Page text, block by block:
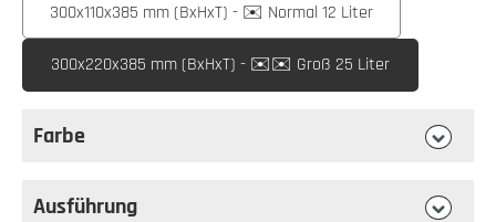
300x110x385 mm (BxHxT) - ✉️ Normal 12 Liter
300x220x385 mm (BxHxT) - ✉️✉️ Groß 25 Liter
Farbe
Ausführung